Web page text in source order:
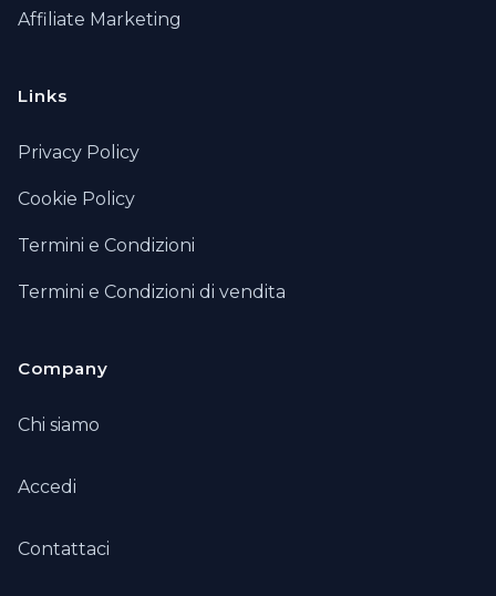
Affiliate Marketing
Links
Privacy Policy
Cookie Policy
Termini e Condizioni
Termini e Condizioni di vendita
Company
Chi siamo
Accedi
Contattaci